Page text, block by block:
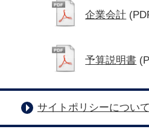
企業会計
予算説明書
サイトポリシーについて